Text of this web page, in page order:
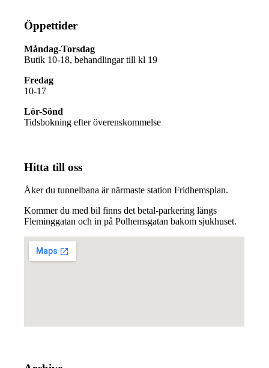
Öppettider
Måndag-Torsdag
Butik 10-18, behandlingar till kl 19
Fredag
10-17
Lör-Sönd
Tidsbokning efter överenskommelse
Hitta till oss
Åker du tunnelbana är närmaste station Fridhemsplan.
Kommer du med bil finns det betal-parkering längs
Fleminggatan och in på Polhemsgatan bakom sjukhuset.